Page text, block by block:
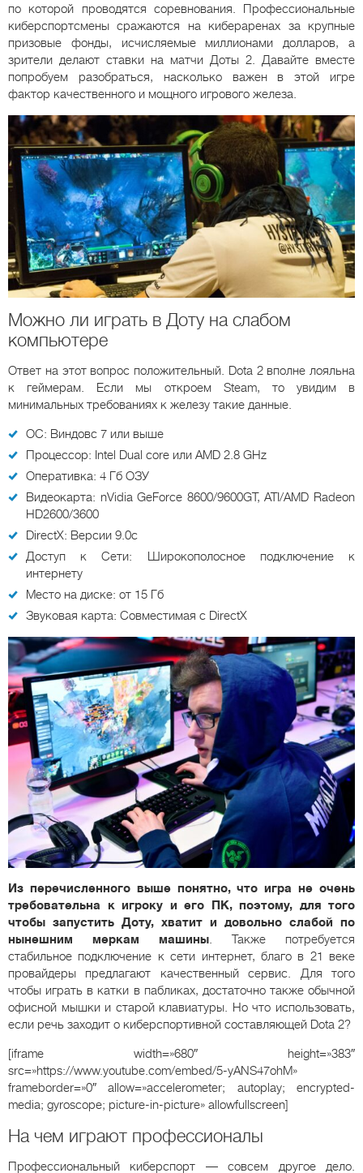
по которой проводятся соревнования. Профессиональные
киберспортсмены сражаются на кибераренах за крупные
призовые фонды, исчисляемые миллионами долларов, а
зрители делают ставки на матчи Доты 2. Давайте вместе
попробуем разобраться, насколько важен в этой игре
фактор качественного и мощного игрового железа.
Можно ли играть в Доту на слабом
компьютере
Ответ на этот вопрос положительный. Dota 2 вполне лояльна
к геймерам. Если мы откроем Steam, то увидим в
минимальных требованиях к железу такие данные.
ОС: Виндовс 7 или выше
Процессор: Intel Dual core или AMD 2.8 GHz
Оперативка: 4 Гб ОЗУ
Видеокарта: nVidia GeForce 8600/9600GT, ATI/AMD Radeon
HD2600/3600
DirectX: Версии 9.0c
Доступ к Сети: Широкополосное подключение к
интернету
Место на диске: от 15 Гб
Звуковая карта: Совместимая с DirectX
Из перечисленного выше понятно, что игра не очень
требовательна к игроку и его ПК, поэтому, для того
чтобы запустить Доту, хватит и довольно слабой по
нынешним меркам машины. Также потребуется
стабильное подключение к сети интернет, благо в 21 веке
провайдеры предлагают качественный сервис. Для того
чтобы играть в катки в пабликах, достаточно также обычной
офисной мышки и старой клавиатуры. Но что использовать,
если речь заходит о киберспортивной составляющей Dota 2?
[iframe width=»680″ height=»383″
src=»https://www.youtube.com/embed/5-yANS47ohM»
frameborder=»0″ allow=»accelerometer; autoplay; encrypted-
media; gyroscope; picture-in-picture» allowfullscreen]
На чем играют профессионалы
Профессиональный киберспорт — совсем другое дело.